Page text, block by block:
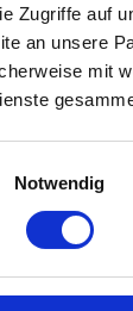
Zugriffe auf
an unsere
mit
Notwendig